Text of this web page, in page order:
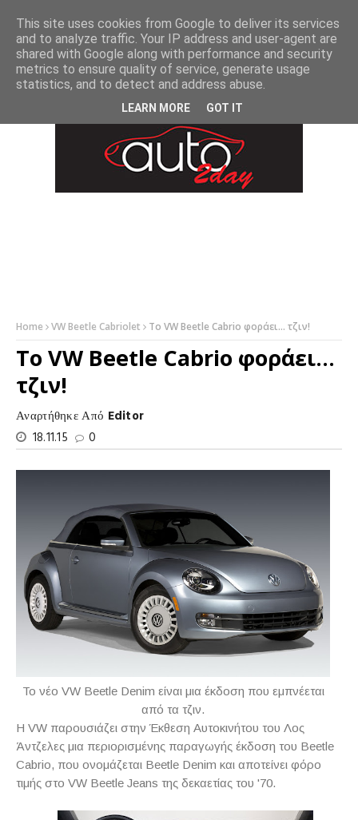
Home VW Beetle Cabriolet Το VW Beetle Cabrio φοράει... τζιν!
Το VW Beetle Cabrio φοράει...
τζιν!
Αναρτήθηκε Από Editor
18.11.15
0
To νέο VW Beetle Denim είναι μια έκδοση που εμπνέεται
από τα τζιν.
H VW παρουσιάζει στην Έκθεση Αυτοκινήτου του Λος
Άντζελες μια περιορισμένης παραγωγής έκδοση του Beetle
Cabrio, που ονομάζεται Beetle Denim και αποτείνει φόρο
τιμής στο VW Beetle Jeans της δεκαετίας του '70.
This site uses cookies from Google to deliver its services
and to analyze traffic. Your IP address and user-agent are
shared with Google along with performance and security
metrics to ensure quality of service, generate usage
statistics, and to detect and address abuse.
LEARN MORE GOT IT